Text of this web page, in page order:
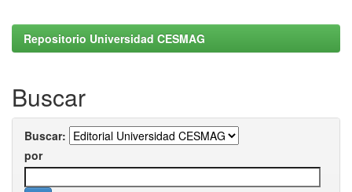
Repositorio Universidad CESMAG
Buscar
Buscar:
por